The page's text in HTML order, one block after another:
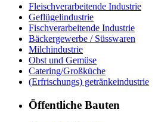
Fleischverarbeitende Industrie
Geflügelindustrie
Fischverarbeitende Industrie
Bäckergewerbe / Süsswaren
Milchindustrie
Obst und Gemüse
Catering/Großküche
(Erfrischungs) getränkeindustrie
Öffentliche Bauten